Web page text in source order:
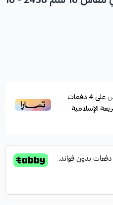
على4دفعات
الإسلامية